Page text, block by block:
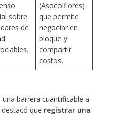
sobre
de
(Asocolflores)
que permite
negociar en
bloque y
compartir
costos.
una barrera cuantificable a
que registrar una